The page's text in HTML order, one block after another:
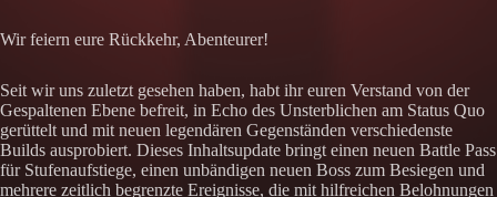
Wir feiern eure Rückkehr, Abenteurer!
Seit wir uns zuletzt gesehen haben, habt ihr euren Verstand von der
Gespaltenen Ebene befreit, in Echo des Unsterblichen am Status Quo
gerüttelt und mit neuen legendären Gegenständen verschiedenste
Builds ausprobiert. Dieses Inhaltsupdate bringt einen neuen Battle Pass
für Stufenaufstiege, einen unbändigen neuen Boss zum Besiegen und
mehrere zeitlich begrenzte Ereignisse, die mit hilfreichen Belohnungen